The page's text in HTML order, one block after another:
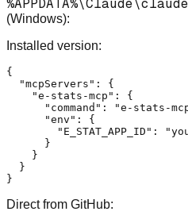
(Windows):
Installed version:
{
"mcpServers" :
{
"e-stats-mcp" :
{
"command" : "e-stats-
"env" :
{
"E_STAT_APP_ID" :
}
}
}
}
Direct from GitHub: